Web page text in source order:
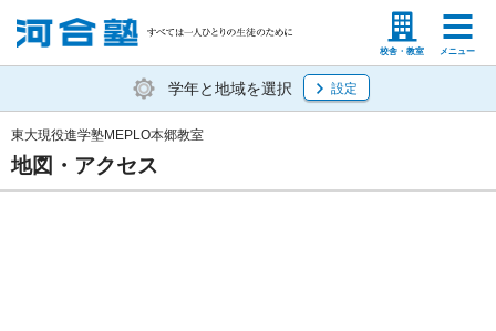
校舎・教室 メニュー
塾生の方 高等学校の先生
学年と地域を選択 設定
地図・アクセス
東大現役進学塾MEPLO本郷教室